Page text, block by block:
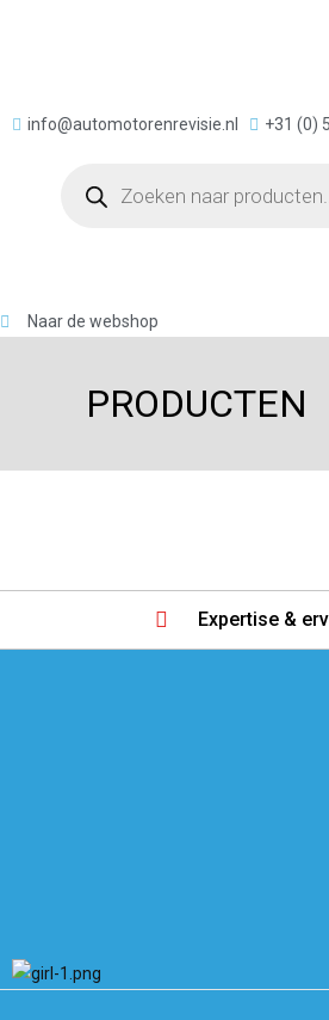
info@automotorenrevisie.nl +31 (0)
Naar de webshop
PRODUCTEN
Expertise &